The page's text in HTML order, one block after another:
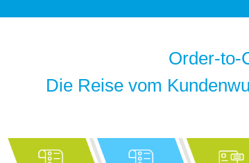
Order-to-
Die Reise vom